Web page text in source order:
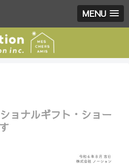
MENU
ョナルギフト・ショー